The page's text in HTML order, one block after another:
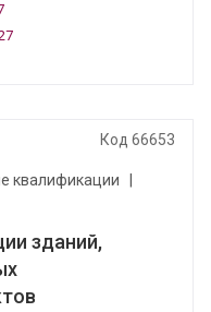
Код 66653
квалификации
зданий,